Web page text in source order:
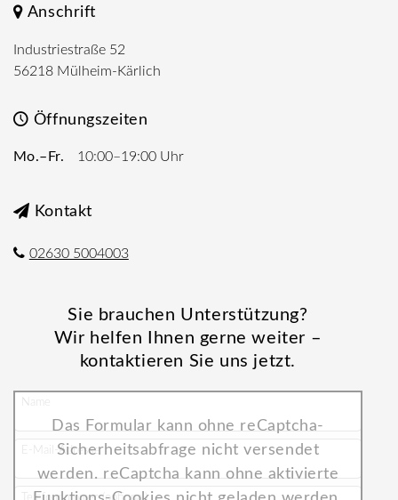
Anschrift
Industriestraße 52
56218 Mülheim-Kärlich
Öffnungszeiten
Mo.–Fr. 10:00–19:00 Uhr
Kontakt
02630 5004003
Sie brauchen Unterstützung?
Wir helfen Ihnen gerne weiter –
kontaktieren Sie uns jetzt.
Name
E-Mail-Adresse
Telefonnummer (optional)
Das Formular kann ohne reCaptcha-
Sicherheitsabfrage nicht versendet
werden. reCaptcha kann ohne aktivierte